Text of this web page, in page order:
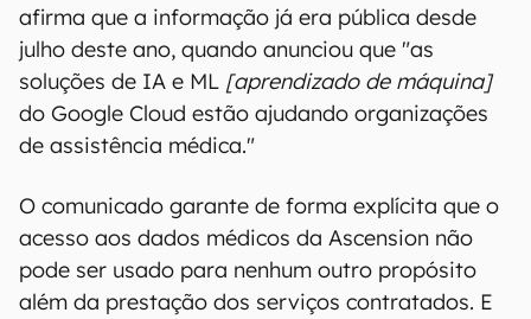
afirma que a informação já era pública desde
julho deste ano, quando anunciou que "as
soluções de IA e ML [aprendizado de máquina]
do Google Cloud estão ajudando organizações
de assistência médica."
O comunicado garante de forma explícita que o
acesso aos dados médicos da Ascension não
pode ser usado ​​para nenhum outro propósito
além da prestação dos serviços contratados. E